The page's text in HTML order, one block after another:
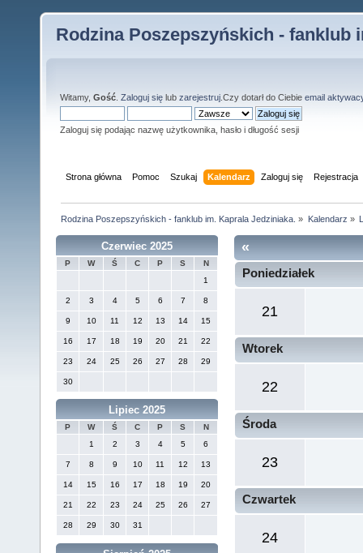
Rodzina Poszepszyńskich - fanklub
Witamy, Gość Zaloguj się lub zarejestruj .Czy dotarł do Ciebie email
Zaloguj się podając nazwę użytkownika, hasło i długość sesji
Strona główna Pomoc Szukaj Kalendarz Zaloguj się Rejestracja
Rodzina Poszepszyńskich - fanklub im. Kaprala Jedziniaka. » Kalendarz »
Czerwiec 2025
P W Ś C P S
N
1
2 3 4 5 6 7 8
9 10 11 12 13 14 15
16 17 18 19 20 21 22
23 24 25 26 27 28 29
30
Lipiec 2025
P W Ś C P S
N
1
2 3 4 5 6
7 8 9 10 11 12 13
14 15 16 17 18 19 20
21 22 23 24 25 26 27
28 29 30 31
«
Poniedziałek
21
Wtorek
22
Środa
23
Czwartek
24